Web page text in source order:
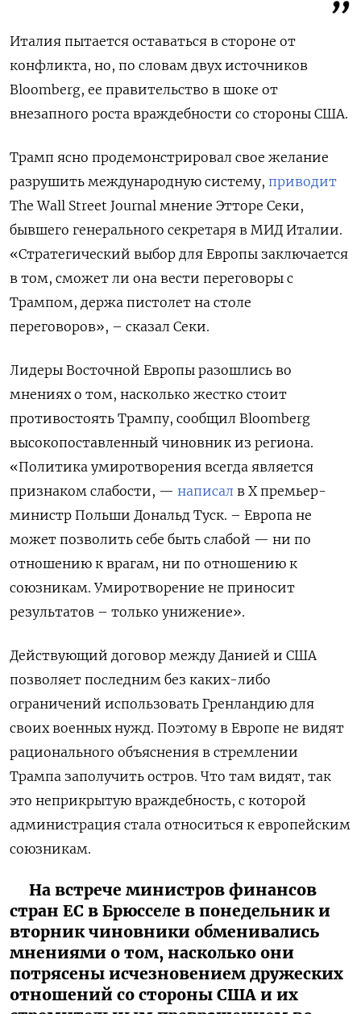
Италия пытается оставаться в стороне от
конфликта, но, по словам двух источников
Bloomberg, ее правительство в шоке от
внезапного роста враждебности со стороны США.
Трамп ясно продемонстрировал свое желание
разрушить международную систему, приводит
The Wall Street Journal мнение Этторе Секи,
бывшего генерального секретаря в МИД Италии.
«Стратегический выбор для Европы заключается
в том, сможет ли она вести переговоры с
Трампом, держа пистолет на столе
переговоров», – сказал Секи.
Лидеры Восточной Европы разошлись во
мнениях о том, насколько жестко стоит
противостоять Трампу, сообщил Bloomberg
высокопоставленный чиновник из региона.
«Политика умиротворения всегда является
признаком слабости, — написал в Х премьер-
министр Польши Дональд Туск. – Европа не
может позволить себе быть слабой — ни по
отношению к врагам, ни по отношению к
союзникам. Умиротворение не приносит
результатов – только унижение».
Действующий договор между Данией и США
позволяет последним без каких-либо
ограничений использовать Гренландию для
своих военных нужд. Поэтому в Европе не видят
рационального объяснения в стремлении
Трампа заполучить остров. Что там видят, так
это неприкрытую враждебность, с которой
администрация стала относиться к европейским
союзникам.
На встрече министров финансов
стран ЕС в Брюсселе в понедельник и
вторник чиновники обменивались
мнениями о том, насколько они
потрясены исчезновением дружеских
отношений со стороны США и их